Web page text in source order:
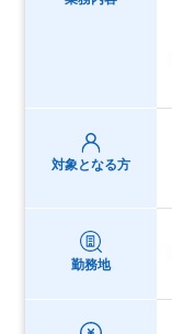
対象となる方
勤務地